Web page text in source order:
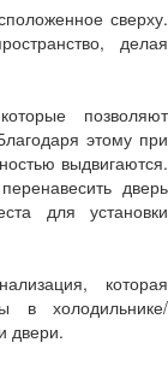
сверху.
делая
позволяют
этому при
выдвигаются.
дверь
для установки
которая
в холодильнике/
двери.